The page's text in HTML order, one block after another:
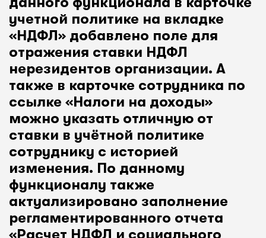
учетной политике на вкладке
«НДФЛ» добавлено поле для
отражения ставки НДФЛ
нерезидентов организации. А
также в карточке сотрудника по
ссылке «Налоги на доходы»
можно указать отличную от
ставки в учётной политике
сотруднику с историей
изменения. По данному
функционалу также
актуализировано заполнение
регламентированного отчета
«Расчет НДФЛ и социального